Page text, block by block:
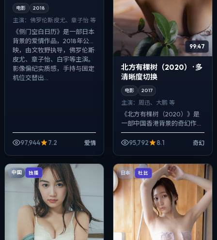
电影 2018
主演： 佛罗伦斯·皮尤、章子怡 等
《侧门空白日历》是一部日本
背景的爱情作品，2018年公
映，由文牧野执导，佛罗伦斯·
皮尤、章子怡、白宇等主演。
影像偏纪实质感，手持与固定
机位交替出...
97,944 7.2 爱情
99:47
北方有棵树（2020） · 多
清晰度切换
电影 2017
主演： 周迅、大鹏 等
《北方有棵树（2020）》是
一部中国香港背景的奇幻作
品，2017年公映，由韦斯·安德
森执导，周迅、大鹏、沈腾等
95,792 8.1 奇幻
中国 独播 日本 杜比